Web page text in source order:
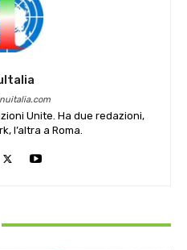
Unite. Ha due redazioni,
l’altra a Roma.